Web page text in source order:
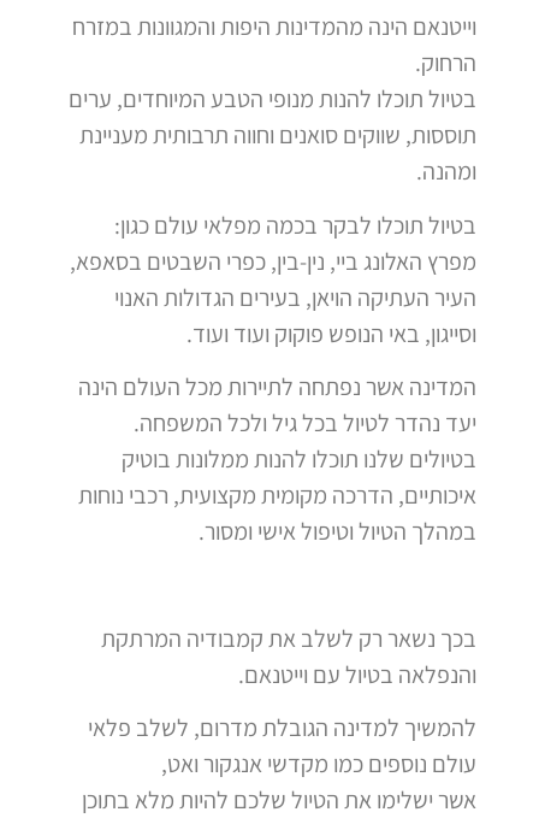
וייטנאם הינה מהמדינות היפות והמגוונות במזרח
הרחוק.
בטיול תוכלו להנות מנופי הטבע המיוחדים, ערים
תוססות, שווקים סואנים וחווה תרבותית מעניינת
ומהנה.
בטיול תוכלו לבקר בכמה מפלאי עולם כגון:
מפרץ האלונג ביי, נין-בין, כפרי השבטים בסאפא,
העיר העתיקה הויאן, בעירים הגדולות האנוי
וסייגון, באי הנופש פוקוק ועוד ועוד.
המדינה אשר נפתחה לתיירות מכל העולם הינה
יעד נהדר לטיול בכל גיל ולכל המשפחה.
בטיולים שלנו תוכלו להנות ממלונות בוטיק
איכותיים, הדרכה מקומית מקצועית, רכבי נוחות
במהלך הטיול וטיפול אישי ומסור.
בכך נשאר רק לשלב את קמבודיה המרתקת
והנפלאה בטיול עם וייטנאם.
להמשיך למדינה הגובלת מדרום, לשלב פלאי
עולם נוספים כמו מקדשי אנגקור ואט,
אשר ישלימו את הטיול שלכם להיות מלא בתוכן